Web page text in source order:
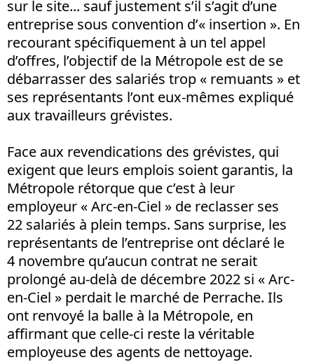
sur le site... sauf justement s’il s’agit d’une
entreprise sous convention d’« insertion ». En
recourant spécifiquement à un tel appel
d’offres, l’objectif de la Métropole est de se
débarrasser des salariés trop « remuants » et
ses représentants l’ont eux-mêmes expliqué
aux travailleurs grévistes.
Face aux revendications des grévistes, qui
exigent que leurs emplois soient garantis, la
Métropole rétorque que c’est à leur
employeur « Arc-en-Ciel » de reclasser ses
22 salariés à plein temps. Sans surprise, les
représentants de l’entreprise ont déclaré le
4 novembre qu’aucun contrat ne serait
prolongé au-delà de décembre 2022 si « Arc-
en-Ciel » perdait le marché de Perrache. Ils
ont renvoyé la balle à la Métropole, en
affirmant que celle-ci reste la véritable
employeuse des agents de nettoyage.